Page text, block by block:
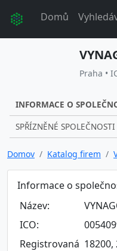
Domů
Praha •
INFORMACE O
SPŘÍZNĚNÉ SPOLEČNOSTI
Domov Katalog firem
Informace o
Název:
ICO:
Registrovaná 18200,